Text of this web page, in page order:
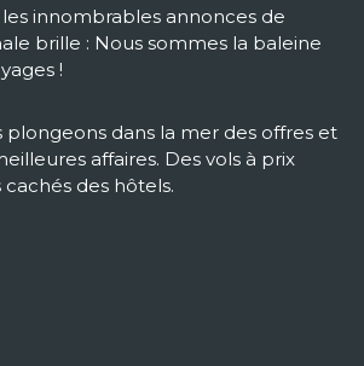
innombrables annonces de
brille : Nous sommes la baleine
!
plongeons dans la mer des offres et
affaires. Des vols à prix
cachés des hôtels.